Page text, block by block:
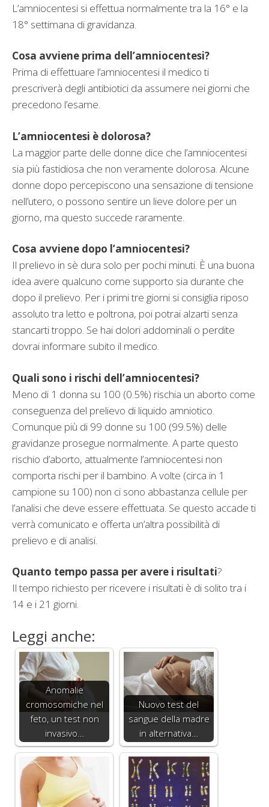
L’amniocentesi si effettua normalmente tra la 16° e la
18° settimana di gravidanza.
Cosa avviene prima dell’amniocentesi?
Prima di effettuare l’amniocentesi il medico ti
prescriverà degli antibiotici da assumere nei giorni che
precedono l’esame.
L’amniocentesi è dolorosa?
La maggior parte delle donne dice che l’amniocentesi
sia più fastidiosa che non veramente dolorosa. Alcune
donne dopo percepiscono una sensazione di tensione
nell’utero, o possono sentire un lieve dolore per un
giorno, ma questo succede raramente.
Cosa avviene dopo l’amniocentesi?
Il prelievo in sè dura solo per pochi minuti. È una buona
idea avere qualcuno come supporto sia durante che
dopo il prelievo. Per i primi tre giorni si consiglia riposo
assoluto tra letto e poltrona, poi potrai alzarti senza
stancarti troppo. Se hai dolori addominali o perdite
dovrai informare subito il medico.
Quali sono i rischi dell’amniocentesi?
Meno di 1 donna su 100 (0.5%) rischia un aborto come
conseguenza del prelievo di liquido amniotico.
Comunque più di 99 donne su 100 (99.5%) delle
gravidanze prosegue normalmente. A parte questo
rischio d’aborto, attualmente l’amniocentesi non
comporta rischi per il bambino. A volte (circa in 1
campione su 100) non ci sono abbastanza cellule per
l’analisi che deve essere effettuata. Se questo accade ti
verrà comunicato e offerta un’altra possibilità di
prelievo e di analisi.
Quanto tempo passa per avere i risultati?
Il tempo richiesto per ricevere i risultati è di solito tra i
14 e i 21 giorni.
Leggi anche:
Anomalie
cromosomiche nel
feto, un test non
invasivo…
Nuovo test del
sangue della madre
in alternativa…